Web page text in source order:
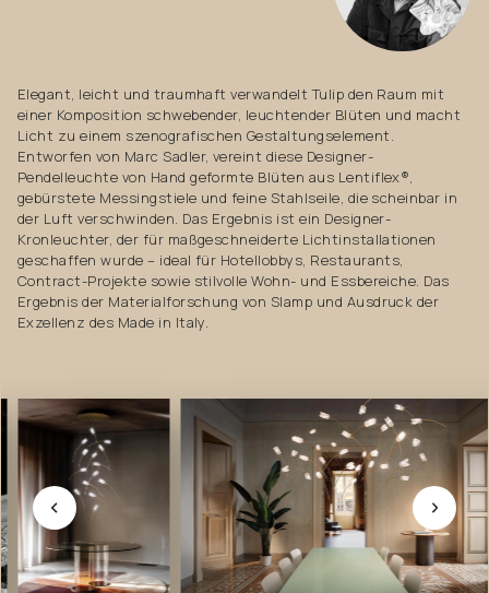
Elegant, leicht und traumhaft verwandelt Tulip den Raum mit
einer Komposition schwebender, leuchtender Blüten und macht
Licht zu einem szenografischen Gestaltungselement.
Entworfen von Marc Sadler, vereint diese Designer-
Pendelleuchte von Hand geformte Blüten aus Lentiflex®,
gebürstete Messingstiele und feine Stahlseile, die scheinbar in
der Luft verschwinden. Das Ergebnis ist ein Designer-
Kronleuchter, der für maßgeschneiderte Lichtinstallationen
geschaffen wurde – ideal für Hotellobbys, Restaurants,
Contract-Projekte sowie stilvolle Wohn- und Essbereiche. Das
Ergebnis der Materialforschung von Slamp und Ausdruck der
Exzellenz des Made in Italy.